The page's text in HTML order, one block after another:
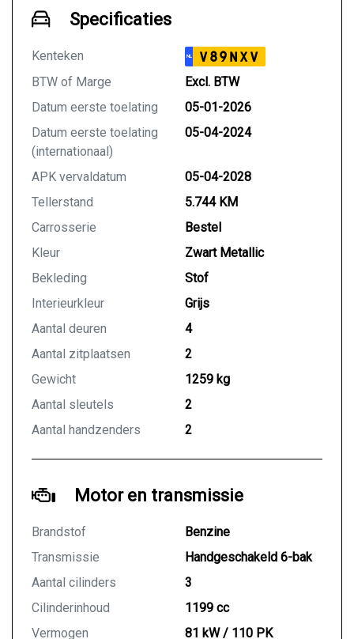
1e Eigenaar
Dealer onderhouden
Geen rokers auto geweest
Nette bekleding
Onderhoudshistorie aanwezig
2 Sleutels
Prijs:
Auto Kool is een universeel BOVAG autobedrijf die
gespecialiseerd is in de verkoop, en het onderhoud
per week geopend, uitsluitend na telefonische
afspraak (ook mogelijk in de avonduren). De inruil
van uw huidige auto (ook niet hybride) is geen enkel
probleem.
KOOP ZEKER EN VERTROUWD BIJ UW BOVAG
We hebben ons uiterste best gedaan om alle
informatie in deze advertentie correct weer te
geven. Er kunnen echter geen rechten worden
ontleend aan de verstrekte informatie in de
maar controleert u altijd zelf de zaken welke voor u
beïnvloeden. Neem contact op met de verkoper voor
uw aanvullende vragen.
Specificaties
Kenteken NL V89NXV
BTW of Marge
Excl. BTW
Datum eerste toelating
05-01-2026
Datum eerste toelating
(internationaal)
05-04-2024
APK vervaldatum
05-04-2028
Tellerstand
5.744 KM
Carrosserie
Bestel
Kleur
Zwart Metallic
Bekleding
Stof
Interieurkleur
Grijs
Aantal deuren
4
Aantal zitplaatsen
2
Gewicht
1259 kg
Aantal sleutels
2
Aantal handzenders
2
Motor en transmissie
Brandstof
Benzine
Transmissie
Handgeschakeld 6-bak
Aantal cilinders
3
Cilinderinhoud
1199 cc
Vermogen
81 kW / 110 PK